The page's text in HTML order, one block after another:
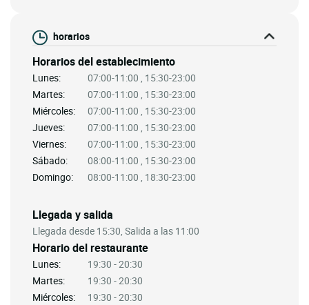
horarios
Horarios del establecimiento
Lunes:
07:00-11:00 , 15:30-23:00
Martes:
07:00-11:00 , 15:30-23:00
Miércoles:
07:00-11:00 , 15:30-23:00
Jueves:
07:00-11:00 , 15:30-23:00
Viernes:
07:00-11:00 , 15:30-23:00
Sábado:
08:00-11:00 , 15:30-23:00
Domingo:
08:00-11:00 , 18:30-23:00
Llegada y salida
Llegada desde 15:30, Salida a las 11:00
Horario del restaurante
Lunes:
19:30 - 20:30
Martes:
19:30 - 20:30
Miércoles:
19:30 - 20:30